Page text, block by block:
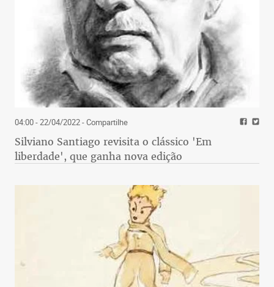
04:00 - 22/04/2022- Compartilhe
Silviano Santiago revisita o clássico 'Em
liberdade', que ganha nova edição